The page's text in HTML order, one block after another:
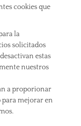
cookies que
la
solicitados
estas
nuestros
a proporionar
para mejorar en